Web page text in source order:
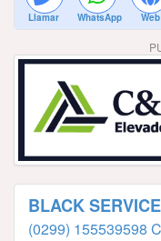
Llamar WhatsApp Web
BLACK
(0299) 155539598